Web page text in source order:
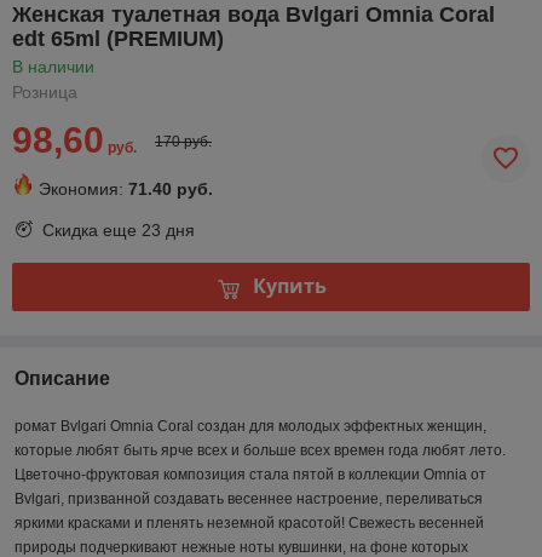
Женская туалетная вода Bvlgari Omnia Coral
edt 65ml (PREMIUM)
В наличии
Розница
98,60 руб. 170 руб.
Экономия: 71.40 руб.
Скидка еще 23 дня
Купить
Описание
ромат Bvlgari Omnia Coral создан для молодых эффектных женщин,
которые любят быть ярче всех и больше всех времен года любят лето.
Цветочно-фруктовая композиция стала пятой в коллекции Omnia от
Bvlgari, призванной создавать весеннее настроение, переливаться
яркими красками и пленять неземной красотой! Свежесть весенней
природы подчеркивают нежные ноты кувшинки, на фоне которых